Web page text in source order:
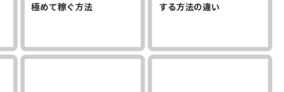
極めて稼ぐ方法
する方法の違い